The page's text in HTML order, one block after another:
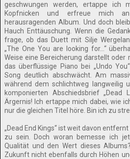
geschwungen werden, ertappe ich
Kopfnicken und erfreue mich
herausragenden Album. Und doch
Hauch Enttäuschung. Wenn die
frage, ob das Duett mit Silje
„The One You are looking for…“
Weise eine Bereicherung darstellt oder
das überflüssige Piano bei „Undo
Song deutlich abschwächt. Am
während dem schlichtweg langweilig
komponierten Abschiedsbrief
Ärgernis! Ich ertappe mich dabei, wie
nur die gleichen Titel höre. Bin ich zu
„Dead End Kings“ ist weit davon
zu sein. Doch woran bemesse ich
Qualität und den Wert dieses
Zukunft nicht ebenfalls durch Höhen